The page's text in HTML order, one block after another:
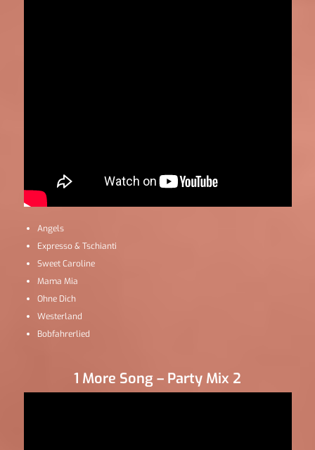
Angels
Expresso & Tschianti
Sweet Caroline
Mama Mia
Ohne Dich
Westerland
Bobfahrerlied
1 More Song – Party Mix 2